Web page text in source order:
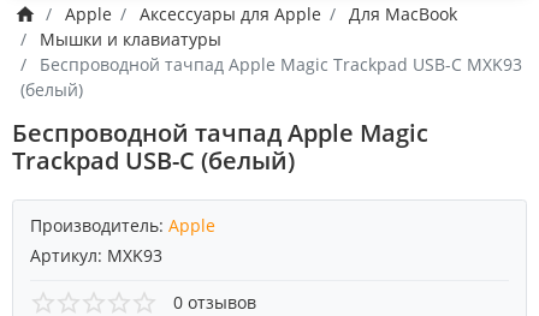
Apple Аксессуары для Apple
Для MacBook
Мышки и клавиатуры
Беспроводной тачпад Apple Magic Trackpad USB-C MXK93
(белый)
Беспроводной тачпад Apple Magic
Trackpad USB-C (белый)
Производитель: Apple
Артикул: MXK93
0 отзывов